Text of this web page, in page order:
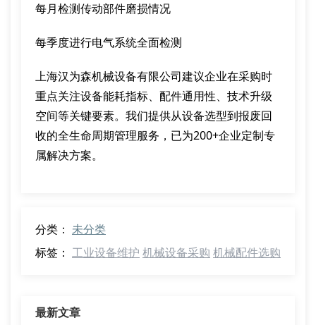
每月检测传动部件磨损情况
每季度进行电气系统全面检测
上海汉为森机械设备有限公司建议企业在采购时
重点关注设备能耗指标、配件通用性、技术升级
空间等关键要素。我们提供从设备选型到报废回
收的全生命周期管理服务，已为200+企业定制专
属解决方案。
分类： 未分类
标签： 工业设备维护 机械设备采购 机械配件选购
最新文章